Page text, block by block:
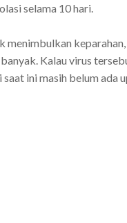
selama 10 hari.
Kalau virus
ini masih belum ada